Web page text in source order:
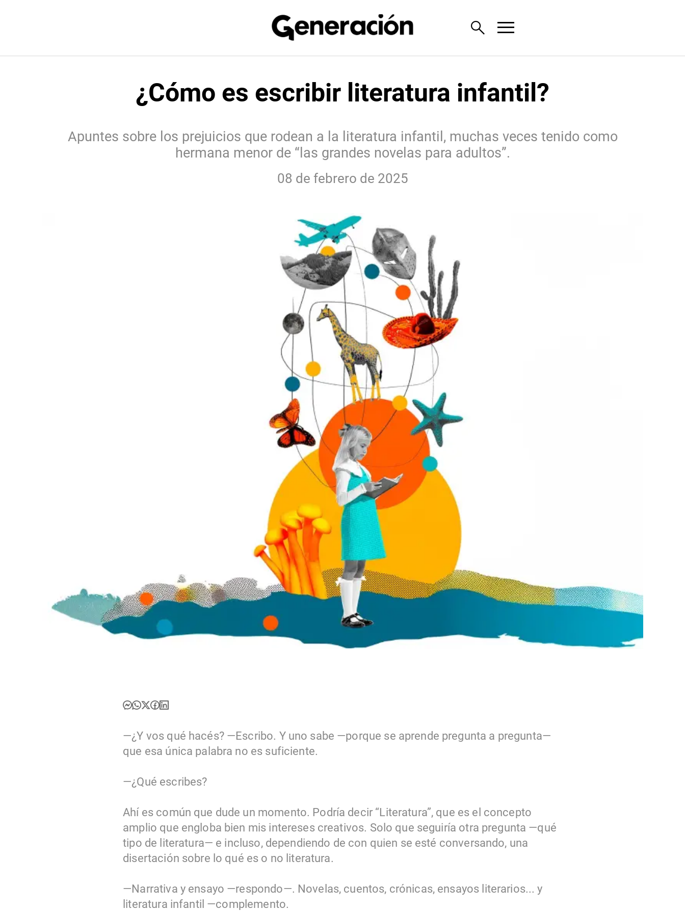
search menu
¿Cómo es escribir literatura infantil?
Apuntes sobre los prejuicios que rodean a la literatura infantil, muchas veces tenido como
hermana menor de “las grandes novelas para adultos”.
08 de febrero de 2025
—¿Y vos qué hacés? —Escribo. Y uno sabe —porque se aprende pregunta a pregunta—
que esa única palabra no es suficiente.
—¿Qué escribes?
Ahí es común que dude un momento. Podría decir “Literatura”, que es el concepto
amplio que engloba bien mis intereses creativos. Solo que seguiría otra pregunta —qué
tipo de literatura— e incluso, dependiendo de con quien se esté conversando, una
disertación sobre lo qué es o no literatura.
—Narrativa y ensayo —respondo—. Novelas, cuentos, crónicas, ensayos literarios... y
literatura infantil —complemento.